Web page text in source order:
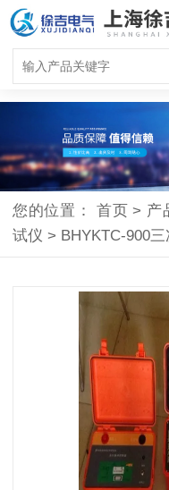
您的位置：首页 > 产
试仪 > BHYKTC-900